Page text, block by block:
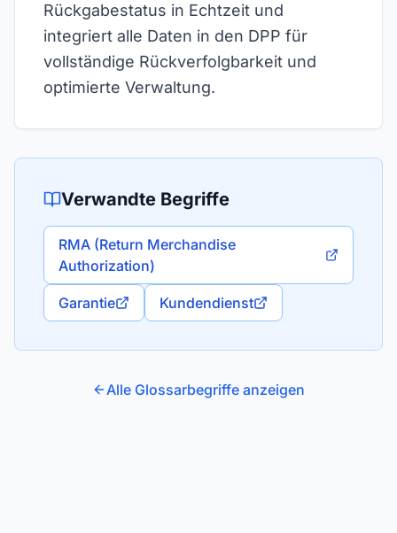
Rückgabestatus in Echtzeit und
integriert alle Daten in den DPP für
vollständige Rückverfolgbarkeit und
optimierte Verwaltung.
Verwandte Begriffe
RMA (Return Merchandise
Authorization)
Garantie Kundendienst
Alle Glossarbegriffe anzeigen